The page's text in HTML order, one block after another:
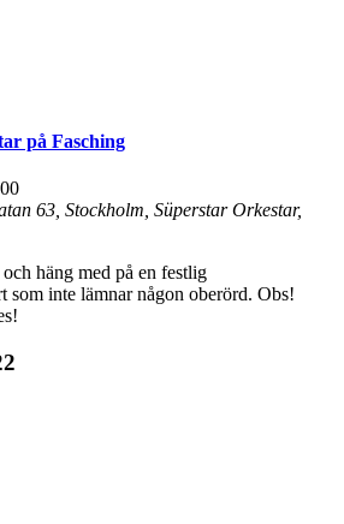
på Fasching
63, Stockholm, Süperstar Orkestar,
häng med på en festlig
som inte lämnar någon oberörd. Obs!